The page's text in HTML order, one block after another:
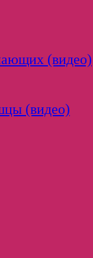
(видео)
(видео)